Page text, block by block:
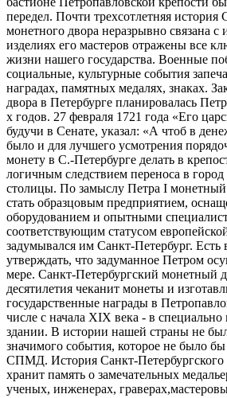
передел. Почти трехсотлетняя история
монетного двора неразрывно связана с
изделиях его мастеров отражены все
жизни нашего государства. Военные
социальные, культурные события
наградах, памятных медалях, знаках.
двора в Петербурге планировалась
х годов. 27 февраля 1721 года «Его
будучи в Сенате, указал: «А чтоб в
было и для лучшего усмотрения
монету в С.-Петербурге делать в
логичным следствием переноса в
столицы. По замыслу Петра I
стать образцовым предприятием,
оборудованием и опытными
соответствующим статусом
задумывался им Санкт-Петербург. Есть
утверждать, что задуманное Петром
мере. Санкт-Петербургский монетный
десятилетия чеканит монеты и
государственные награды в
числе с начала XIX века - в
здании. В истории нашей страны не
значимого события, которое не было
СПМД. История Санкт-Петербургского
хранит память о замечательных
ученых, инженерах,